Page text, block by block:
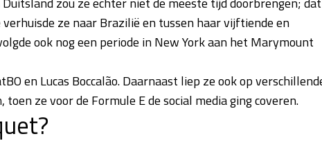
ze naar Brazilië en tussen haar vijftiende en
ook nog een periode in New York aan het Marymount
en Lucas Boccalão. Daarnaast liep ze ook op
ze voor de Formule E de social media ging coveren.